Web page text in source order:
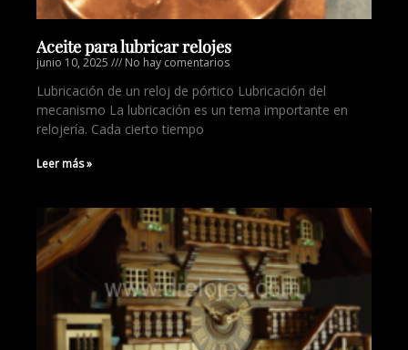
Aceite para lubricar relojes
junio 10, 2025 No hay comentarios
Lubricación de un reloj de pórtico Lubricación del
mecanismo La lubricación es un tema importante en
relojería. Cada cierto tiempo
Leer más »